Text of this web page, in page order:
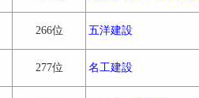
266位 五洋建設
277位 名工建設